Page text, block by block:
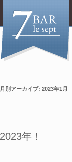
月別アーカイブ: 2023年1月
2023年！